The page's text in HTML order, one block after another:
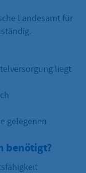
Landesamt für
liegt
gelegenen
benötigt?